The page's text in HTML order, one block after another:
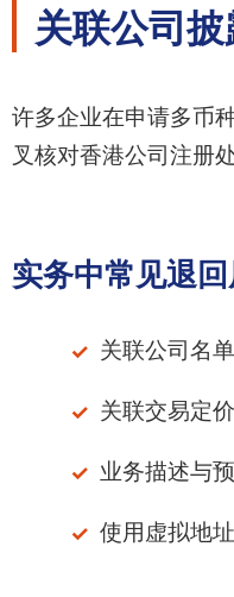
关联公司
许多企业在申请多币
叉核对香港公司注册
实务中常见退
关联公司名
关联交易定
业务描述与
使用虚拟地